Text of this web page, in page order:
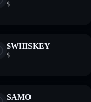
$—
$WHISKEY
$—
SAMO